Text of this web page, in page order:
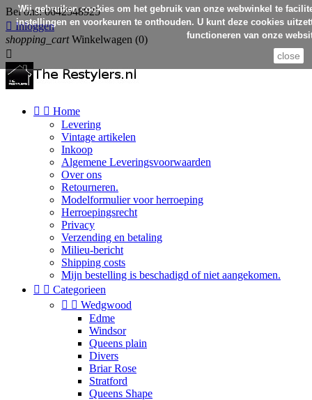
Bel ons:0642548925
 Inloggen
shopping_cart Winkelwagen (0)

  Home
Levering
Vintage artikelen
Inkoop
Algemene Leveringsvoorwaarden
Over ons
Retourneren.
Modelformulier voor herroeping
Herroepingsrecht
Privacy
Verzending en betaling
Milieu-bericht
Shipping costs
Mijn bestelling is beschadigd of niet aangekomen.
  Categorieen
  Wedgwood
Edme
Windsor
Queens plain
Divers
Briar Rose
Stratford
Queens Shape
Wij gebruiken cookies om het gebruik van onze webwinkel te
instellingen en voorkeuren te onthouden. U kunt deze cookies
functioneren van onze
close